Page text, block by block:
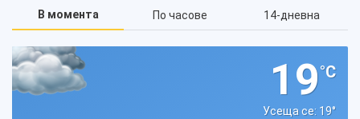
В момента По часове 14-дневна
19°C
Усеща се: 19°